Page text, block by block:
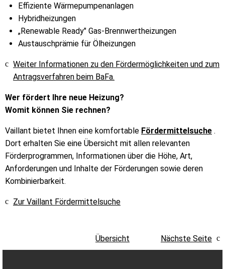
Effiziente Wärmepumpenanlagen
Hybridheizungen
„Renewable Ready" Gas-Brennwertheizungen
Austauschprämie für Ölheizungen
Weiter Informationen zu den Fördermöglichkeiten und zum
Antragsverfahren beim BaFa.
Wer fördert Ihre neue Heizung?
Womit können Sie rechnen?
Vaillant bietet Ihnen eine komfortable Fördermittelsuche .
Dort erhalten Sie eine Übersicht mit allen relevanten
Förderprogrammen, Informationen über die Höhe, Art,
Anforderungen und Inhalte der Förderungen sowie deren
Kombinierbarkeit.
Zur Vaillant Fördermittelsuche
Übersicht Nächste Seite